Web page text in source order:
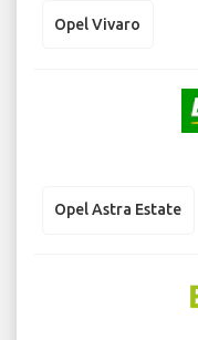
Opel Vivaro
Opel Astra Estate